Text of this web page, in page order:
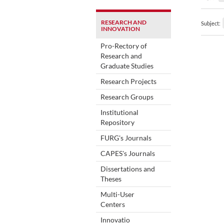
RESEARCH AND
INNOVATION
Pro-Rectory of
Research and
Graduate Studies
Research Projects
Research Groups
Institutional
Repository
FURG's Journals
CAPES's Journals
Dissertations and
Theses
Multi-User
Centers
Innovatio
Subject: